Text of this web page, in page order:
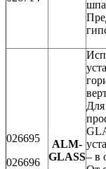
026695
026696
ALM-
GLASS
Для
– в